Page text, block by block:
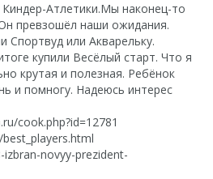
Атлетики.Мы наконец-то
превзошёл наши ожидания.
Спортвуд или Акварельку.
купили Весёлый старт. Что я
крутая и полезная. Ребёнок
и помногу. Надеюсь интерес
cook.php?id=12781
novyy-prezident-